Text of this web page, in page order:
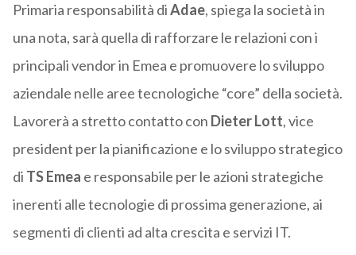
Primaria responsabilità diAdae, spiega la società in
una nota, sarà quella di rafforzare le relazioni con i
principali vendor in Emea e promuovere lo sviluppo
aziendale nelle aree tecnologiche “core” della società.
Lavorerà a stretto contatto con Dieter Lott, vice
president per la pianificazione e lo sviluppo strategico
di TS Emea e responsabile per le azioni strategiche
inerenti alle tecnologie di prossima generazione, ai
segmenti di clienti ad alta crescita e servizi IT.